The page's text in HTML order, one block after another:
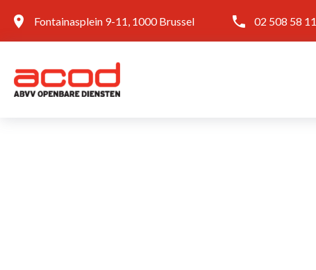
Fontainasplein 9-11, 1000 Brussel 02 508 58 11